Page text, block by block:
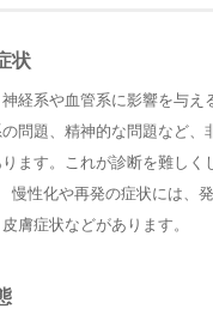
状
経系や血管系に影響を与え
問題、精神的な問題など、
ます。これが診断を難しく
慢性化や再発の症状には、
膚症状などがあります。